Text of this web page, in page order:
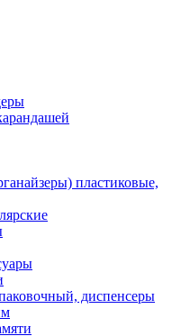
пластиковые,
диспенсеры